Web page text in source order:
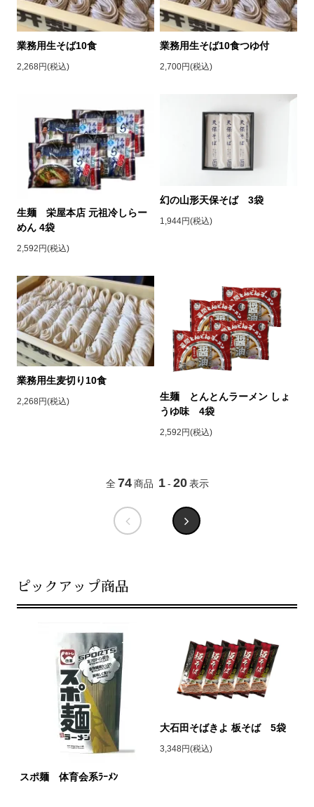
業務用生そば10食
2,268円(税込)
業務用生そば10食つゆ付
2,700円(税込)
生麺 栄屋本店 元祖冷しらー
めん 4袋
2,592円(税込)
幻の山形天保そば 3袋
1,944円(税込)
業務用生麦切り10食
2,268円(税込)
生麺 とんとんラーメン しょ
うゆ味 4袋
2,592円(税込)
全 74 商品 1 - 20 表示
ピックアップ商品
スポ麺 体育会系ﾗｰﾒﾝ
大石田そばきよ 板そば 5袋
3,348円(税込)